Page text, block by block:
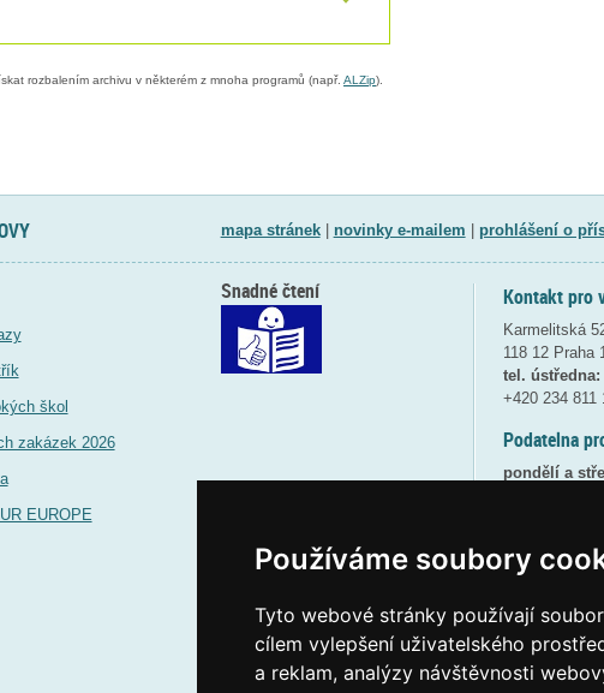
Používáme soubory
Tyto webové stránky používají
cílem vylepšení uživatelského
a reklam, analýzy návštěvnosti
rozbalením archivu v některém z mnoha programů (např. ALZip).
mapa stránek| novinky e-mailem prohlášení o
škol
zakázek 2026
EUROPE
Kontakt pro
Karmelitská
118 12 Praha
tel. ústředna:
+420 234 811
Podatelna
pondělí a
8:30 - 9:30 -
Elektronická
posta@msmt
Snadné čtení